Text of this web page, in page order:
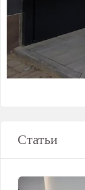
Статьи